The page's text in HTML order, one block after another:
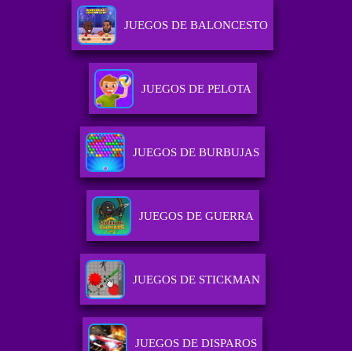
JUEGOS DE BALONCESTO
JUEGOS DE PELOTA
JUEGOS DE BURBUJAS
JUEGOS DE GUERRA
JUEGOS DE STICKMAN
JUEGOS DE DISPAROS